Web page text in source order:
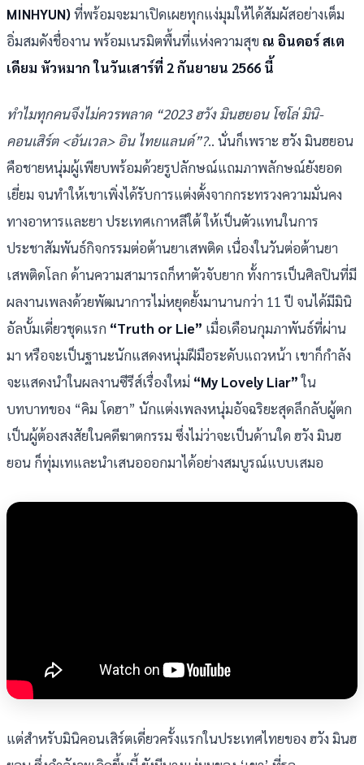
MINHYUN) ที่พร้อมจะมาเปิดเผยทุกแง่มุมให้ได้สัมผัสอย่างเต็ม
อิ่มสมดังชื่องาน พร้อมเนรมิตพื้นที่แห่งความสุข ณ อินดอร์ สเต
เดียม หัวหมาก ในวันเสาร์ที่ 2 กันยายน 2566 นี้
ทำไมทุกคนจึงไม่ควรพลาด “2023 ฮวัง มินฮยอน โซโล่ มินิ-
คอนเสิร์ต <อันเวล> อิน ไทยแลนด์”?.. นั่นก็เพราะ ฮวัง มินฮยอน
คือชายหนุ่มผู้เพียบพร้อมด้วยรูปลักษณ์แถมภาพลักษณ์ยังยอด
เยี่ยม จนทำให้เขาเพิ่งได้รับการแต่งตั้งจากกระทรวงความมั่นคง
ทางอาหารและยา ประเทศเกาหลีใต้ ให้เป็นตัวแทนในการ
ประชาสัมพันธ์กิจกรรมต่อต้านยาเสพติด เนื่องในวันต่อต้านยา
เสพติดโลก ด้านความสามารถก็หาตัวจับยาก ทั้งการเป็นศิลปินที่มี
ผลงานเพลงด้วยพัฒนาการไม่หยุดยั้งมานานกว่า 11 ปี จนได้มีมินิ
อัลบั้มเดี่ยวชุดแรก “Truth or Lie” เมื่อเดือนกุมภาพันธ์ที่ผ่าน
มา หรือจะเป็นฐานะนักแสดงหนุ่มฝีมือระดับแถวหน้า เขาก็กำลัง
จะแสดงนำในผลงานซีรีส์เรื่องใหม่ “My Lovely Liar”ใน
บทบาทของ “คิม โดฮา” นักแต่งเพลงหนุ่มอัจฉริยะสุดลึกลับผู้ตก
เป็นผู้ต้องสงสัยในคดีฆาตกรรม ซึ่งไม่ว่าจะเป็นด้านใด ฮวัง มินฮ
ยอน ก็ทุ่มเทและนำเสนอออกมาได้อย่างสมบูรณ์แบบเสมอ
แต่สำหรับมินิคอนเสิร์ตเดี่ยวครั้งแรกในประเทศไทยของ ฮวัง มินฮ